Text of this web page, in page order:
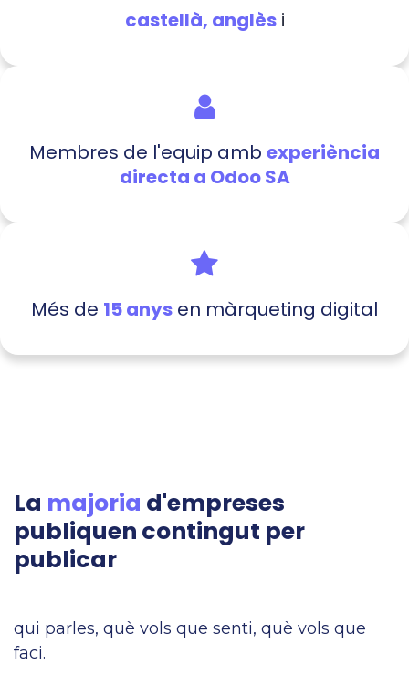
castellà, anglèsi
Membres de l'equip amb experiència
directa a Odoo SA
Més de 15 anys en màrqueting digital
La majoria d'empreses
publiquen contingut per
publicar
qui parles, què vols que senti, què vols que
faci.